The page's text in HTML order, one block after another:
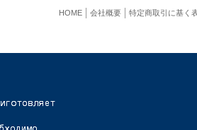
特定商取引に基く
会社概要
HOME